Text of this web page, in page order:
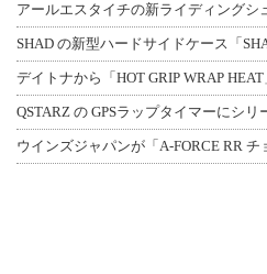
SHAD の新型ハードサイドケース「
デイトナから「HOT GRIP WRAP
QSTARZ の GPSラップタイマーにシ
ウインズジャパンが「A-FORCE RR